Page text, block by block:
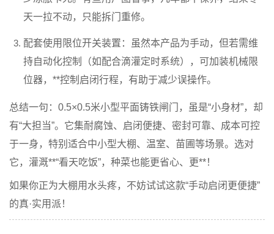
天一拉不动，只能拆门重修。
配套使用限位开关装置 ：虽然本产品为手动，但若需维
持自动化控制（如配合滴灌定时系统），可加装机械限
位器，**控制启闭行程，有助于减少误操作。
总结一句： 0.5×0.5米小型平面铸铁闸门
，虽是“小身材”，却
有“大担当”。它集耐腐蚀、启闭便捷、密封可靠、成本可控
于一身，特别适合中小型大棚、温室、苗圃等场景。选对
它，灌溉**“看天吃饭”，种菜也能更省心、更**！
如果你正为大棚用水头疼，不妨试试这款“手动启闭更便捷”
的真·实用派！